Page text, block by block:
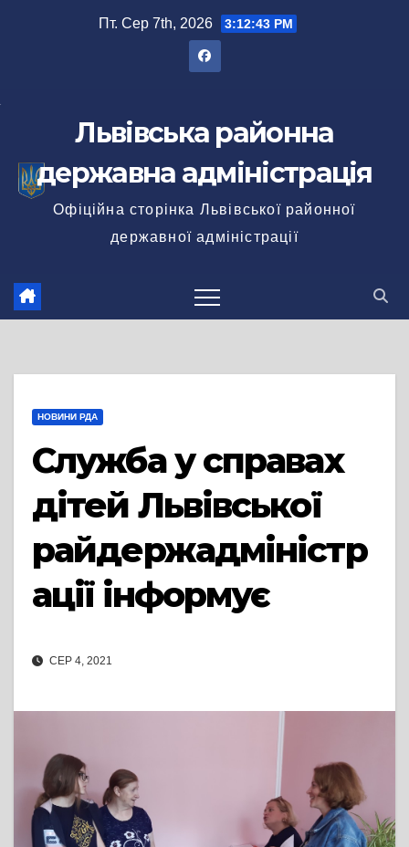
Пт. Сер 7th, 2026 3:12:44 PM
Львівська районна
державна адміністрація
Офіційна сторінка Львівської районної
державної адміністрації
НОВИНИ РДА
Служба у справах
дітей Львівської
райдержадміністр
ації інформує
СЕР 4, 2021